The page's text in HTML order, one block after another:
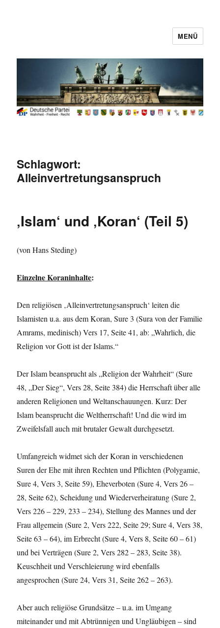
MENÜ
Schlagwort:
Alleinvertretungsanspruch
‚Islam‘ und ‚Koran‘ (Teil 5)
(von Hans Steding)
Einzelne Koraninhalte:
Den religiösen ‚Alleinvertretungsanspruch‘ leiten die
Islamisten u.a. aus dem Koran, Sure 3 (Sura von der Familie
Amrams, medinisch) Vers 17, Seite 41, ab: „Wahrlich, die
Religion vor Gott ist der Islams.“
Der Islam beansprucht als „Religion der Wahrheit“ (Sure
48, „Der Sieg“, Vers 28, Seite 384) die Herrschaft über alle
anderen Religionen und Weltanschauungen. Kurz: Der
Islam beansprucht die Weltherrschaft! Und die wird im
Zweifelsfall auch mit brutaler Gewalt durchgesetzt.
Umfangreich widmet sich der Koran in verschiedenen
Suren der Ehe mit ihren Rechten und Pflichten (Polygamie,
Sure 4, Vers 3, Seite 59), Eheverboten (Sure 4, Vers 26 –
28, Seite 62), Scheidung und Wiederverheiratung (Sure 2,
Vers 226 – 229, 233 – 234), Stellung des Mannes und der
Frau allgemein (Sure 2, Vers 222, Seite 29; Sure 4, Vers 38,
Seite 63 – 64), im Erbrecht (Sure 4, Vers 8, Seite 60 – 61)
und bei Verträgen (Sure 2, Vers 282 – 283, Seite 38).
Keuschheit und Verschleierung wird ebenfalls
angesprochen (Sure 24, Vers 31, Seite 262 – 263).
Aber auch religiöse Grundsätze – u.a. im Umgang
miteinander und mit Abtrünnigen und Ungläubigen – sind